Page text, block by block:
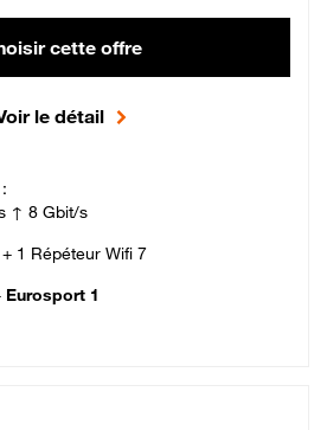
cette offre
le détail
↑ 8 Gbit/s
1 Répéteur Wifi 7
Eurosport 1